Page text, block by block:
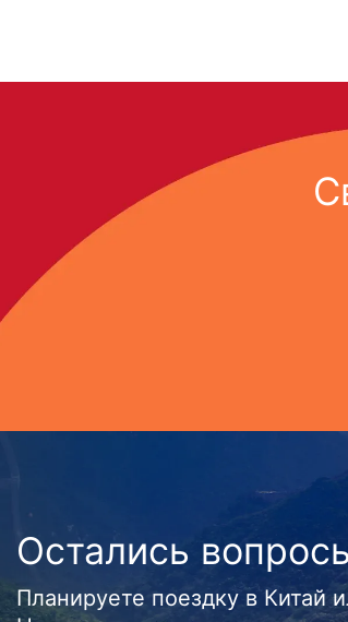
Остались
Планируете поездку в Китай